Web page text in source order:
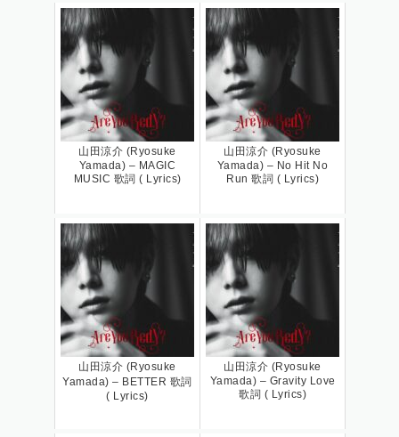
山田涼介 (Ryosuke
Yamada) – MAGIC
MUSIC 歌詞 ( Lyrics)
山田涼介 (Ryosuke
Yamada) – No Hit No
Run 歌詞 ( Lyrics)
山田涼介 (Ryosuke
Yamada) – BETTER 歌詞
( Lyrics)
山田涼介 (Ryosuke
Yamada) – Gravity Love
歌詞 ( Lyrics)